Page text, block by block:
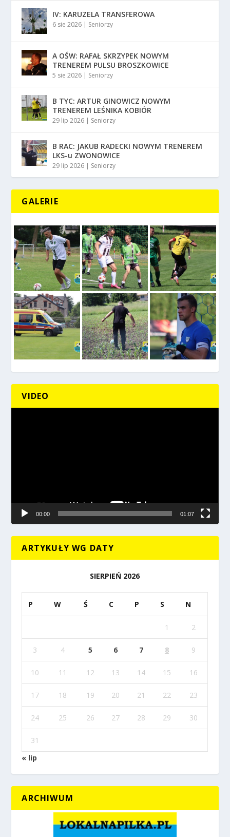
IV: KARUZELA TRANSFEROWA
6 sie 2026 | Seniorzy
A OŚW: RAFAŁ SKRZYPEK NOWYM
TRENEREM PULSU BROSZKOWICE
5 sie 2026 | Seniorzy
B TYC: ARTUR GINOWICZ NOWYM
TRENEREM LEŚNIKA KOBIÓR
29 lip 2026 | Seniorzy
B RAC: JAKUB RADECKI NOWYM TRENEREM
LKS-u ZWONOWICE
29 lip 2026 | Seniorzy
GALERIE
VIDEO
00:00 01:07
ARTYKUŁY WG DATY
SIERPIEŃ 2026
P W Ś C P S N
1 2
3 4 5 6 7 8 9
10 11 12 13 14 15 16
17 18 19 20 21 22 23
24 25 26 27 28 29 30
31
« lip
ARCHIWUM